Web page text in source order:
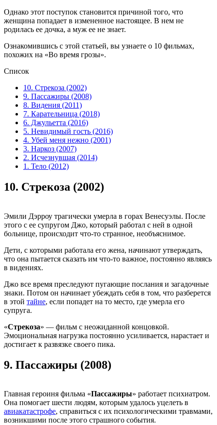
Однако этот поступок становится причиной того, что
женщина попадает в измененное настоящее. В нем не
родилась ее дочка, а муж ее не знает.
Ознакомившись с этой статьей, вы узнаете о 10 фильмах,
похожих на «Во время грозы».
Список
10. Стрекоза (2002)
9. Пассажиры (2008)
8. Видения (2011)
7. Карательница (2018)
6. Джульетта (2016)
5. Невидимый гость (2016)
4. Убей меня нежно (2001)
3. Наркоз (2007)
2. Исчезнувшая (2014)
1. Тело (2012)
10. Стрекоза (2002)
Эмили Дэрроу трагически умерла в горах Венесуэлы. После
этого с ее супругом Джо, который работал с ней в одной
больнице, происходит что-то странное, необъяснимое.
Дети, с которыми работала его жена, начинают утверждать,
что она пытается сказать им что-то важное, постоянно являясь
в видениях.
Джо все время преследуют пугающие послания и загадочные
знаки. Потом он начинает убеждать себя в том, что разберется
в этой тайне, если попадет на то место, где умерла его
супруга.
«Стрекоза» — фильм с неожиданной концовкой.
Эмоциональная нагрузка постоянно усиливается, нарастает и
достигает к развязке своего пика.
9. Пассажиры (2008)
Главная героиня фильма «Пассажиры» работает психиатром.
Она помогает шести людям, которым удалось уцелеть в
авиакатастрофе, справиться с их психологическими травмами,
возникшими после этого страшного события.